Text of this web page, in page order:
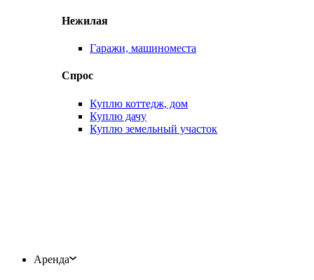
Нежилая
Гаражи, машиноместа
Спрос
Куплю коттедж, дом
Куплю дачу
Куплю земельный участок
Аренда